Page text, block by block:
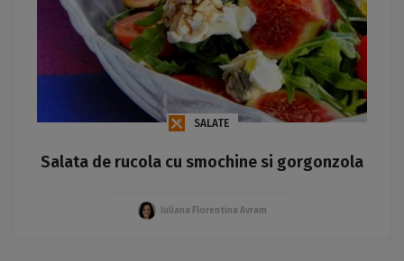
SALATE
Salata de rucola cu smochine si gorgonzola
Iuliana Florentina Avram